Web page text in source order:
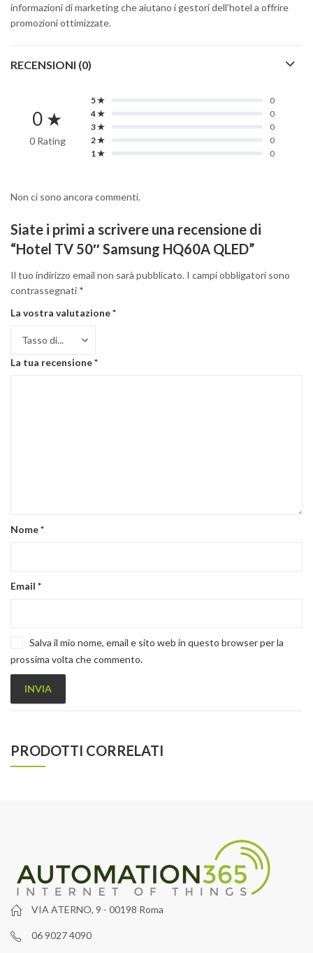
informazioni di marketing che aiutano i gestori dell’hotel a offrire
promozioni ottimizzate.
RECENSIONI (0)
0 ★
0 Rating
5 ★
0
4 ★
0
3 ★
0
2 ★
0
1 ★
0
Non ci sono ancora commenti.
Siate i primi a scrivere una recensione di
“Hotel TV 50″ Samsung HQ60A QLED”
Il tuo indirizzo email non sarà pubblicato. I campi obbligatori sono
contrassegnati *
La vostra valutazione*
La tua recensione*
Nome*
Email *
Salva il mio nome, email e sito web in questo browser per la
prossima volta che commento.
PRODOTTI CORRELATI
VIA ATERNO, 9 - 00198 Roma
06 9027 4090